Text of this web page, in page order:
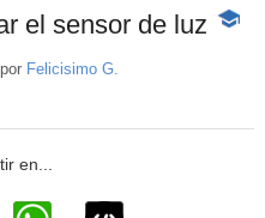
el sensor de luz
-
Felicisimo G.